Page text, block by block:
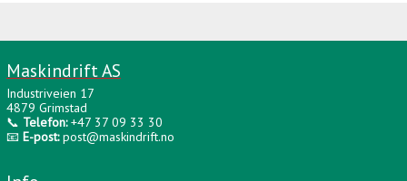
Maskindrift AS
Industriveien 17
4879 Grimstad
📞 Telefon:+47 37 09 33 30
📧 E-post:post@maskindrift.no